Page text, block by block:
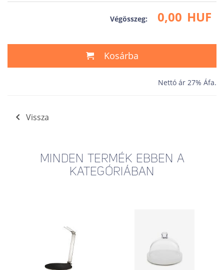
Végösszeg: 0,00 HUF
Kosárba
Nettó ár 27% Áfa.
Vissza
MINDEN TERMÉK EBBEN A
KATEGÓRIÁBAN